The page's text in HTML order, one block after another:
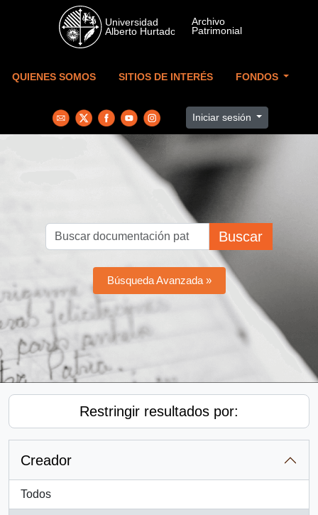
Skip to main content
QUIENES SOMOS SITIOS DE INTERÉS FONDOS
Iniciar sesión
Buscar
Búsqueda Avanzada »
Restringir resultados por:
Creador
Todos